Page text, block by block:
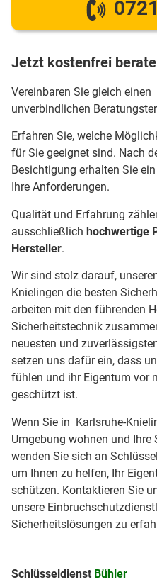
Jetzt kostenfrei
Vereinbaren Sie gleich einen
unverbindlichen
Erfahren Sie, welche
für Sie geeignet sind. Nach
Besichtigung erhalten Sie
Ihre Anforderungen.
Qualität und Erfahrung
ausschließlich hochwertige
Hersteller.
Wir sind stolz darauf,
Knielingen die besten
arbeiten mit den führenden
Sicherheitstechnik
neuesten und
setzen uns dafür ein, dass
fühlen und ihr Eigentum vor
geschützt ist.
Wenn Sie in Karlsruhe-
Umgebung wohnen und Ihre
wenden Sie sich an
um Ihnen zu helfen, Ihr
schützen. Kontaktieren Sie
unsere
Sicherheitslösungen zu
Schlüsseldienst Bühler